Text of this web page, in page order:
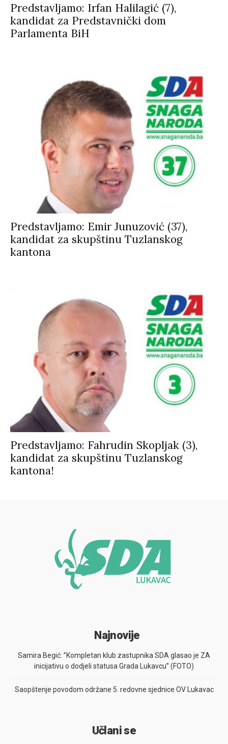
Predstavljamo: Irfan Halilagić (7),
kandidat za Predstavnički dom
Parlamenta BiH
Predstavljamo: Emir Junuzović (37),
kandidat za skupštinu Tuzlanskog
kantona
Predstavljamo: Fahrudin Skopljak (3),
kandidat za skupštinu Tuzlanskog
kantona!
Najnovije
Samira Begić: ”Kompletan klub zastupnika SDA glasao je ZA
inicijativu o dodjeli statusa Grada Lukavcu” (FOTO)
Saopštenje povodom održane 5. redovne sjednice OV Lukavac
Učlani se